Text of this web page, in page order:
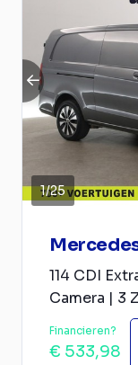
1/25
114 CDI
Camera | 3
Financieren?
€ 533,98